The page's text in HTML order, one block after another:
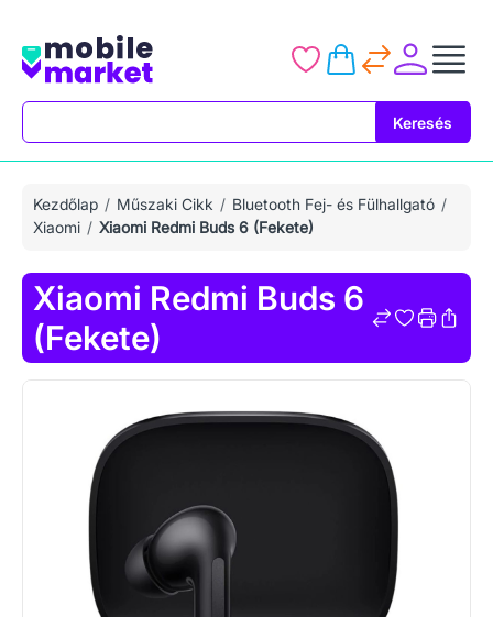
Keresés
Kezdőlap Műszaki Cikk
Bluetooth Fej- és Fülhallgató
Xiaomi
Xiaomi Redmi Buds 6 (Fekete)
Xiaomi Redmi Buds 6
(Fekete)